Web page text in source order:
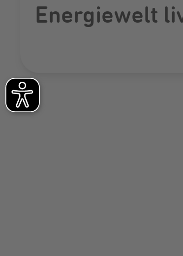
Energiewelt